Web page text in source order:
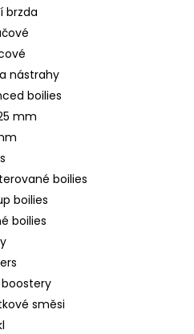
brzda
nástrahy
boilies
mm
boilies
boilies
boilies
boostery
směsi
1 699 Kč